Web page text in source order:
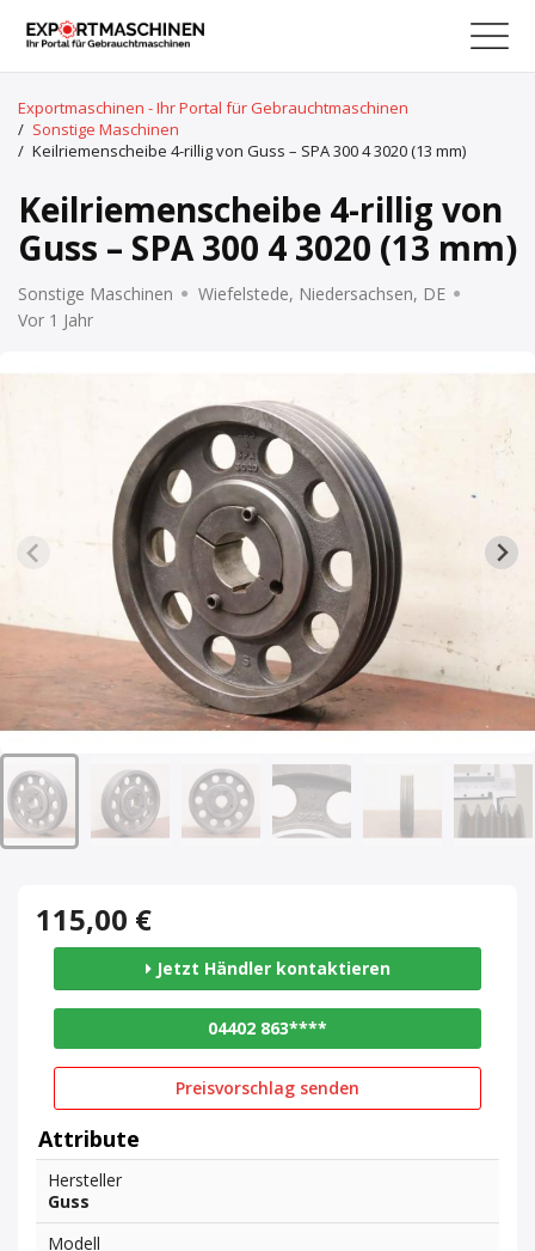
Exportmaschinen - Ihr Portal für Gebrauchtmaschinen
/ Sonstige Maschinen
/ Keilriemenscheibe 4-rillig von Guss – SPA 300 4 3020 (13 mm)
Keilriemenscheibe 4-rillig von
Guss – SPA 300 4 3020 (13 mm)
Sonstige Maschinen
Wiefelstede, Niedersachsen, DE
Vor 1 Jahr
115,00 €
Jetzt Händler kontaktieren
04402 863****
Preisvorschlag senden
Attribute
Hersteller
Guss
Modell